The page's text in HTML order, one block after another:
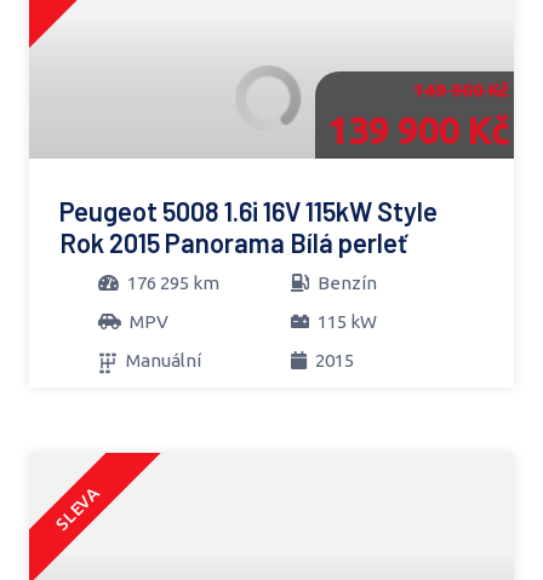
149 900 Kč
139 900 Kč
Peugeot 5008 1.6i 16V 115kW Style
Rok 2015 Panorama Bílá perleť
176 295 km
Benzín
MPV
115 kW
Manuální
2015
SLEVA